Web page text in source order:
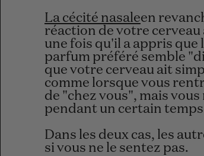
La cécité nasaleen
réaction de votre
une fois qu'il a appris que
parfum préféré semble
que votre cerveau ait
comme lorsque vous
de "chez vous", mais
pendant un certain
Dans les deux cas, les
si vous ne le sentez pas.